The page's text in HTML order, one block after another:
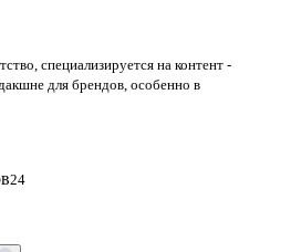
специализируется на контент -
для брендов, особенно в
24